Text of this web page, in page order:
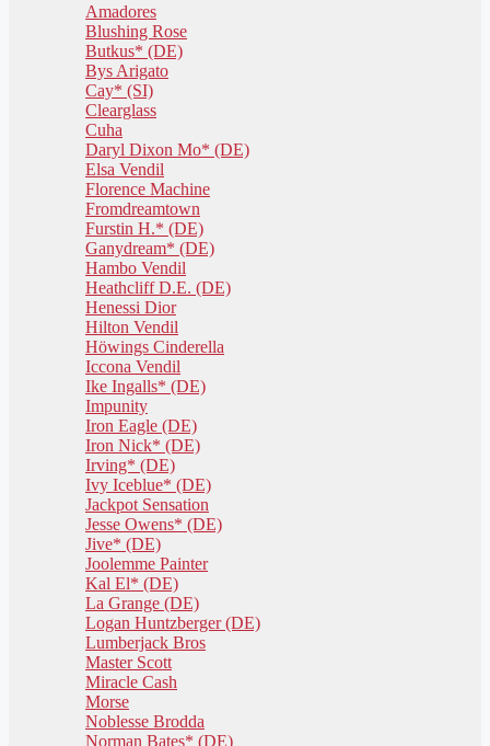
Amadores
Blushing Rose
Butkus* (DE)
Bys Arigato
Cay* (SI)
Clearglass
Cuha
Daryl Dixon Mo* (DE)
Elsa Vendil
Florence Machine
Fromdreamtown
Furstin H.* (DE)
Ganydream* (DE)
Hambo Vendil
Heathcliff D.E. (DE)
Henessi Dior
Hilton Vendil
Höwings Cinderella
Iccona Vendil
Ike Ingalls* (DE)
Impunity
Iron Eagle (DE)
Iron Nick* (DE)
Irving* (DE)
Ivy Iceblue* (DE)
Jackpot Sensation
Jesse Owens* (DE)
Jive* (DE)
Joolemme Painter
Kal El* (DE)
La Grange (DE)
Logan Huntzberger (DE)
Lumberjack Bros
Master Scott
Miracle Cash
Morse
Noblesse Brodda
Norman Bates* (DE)